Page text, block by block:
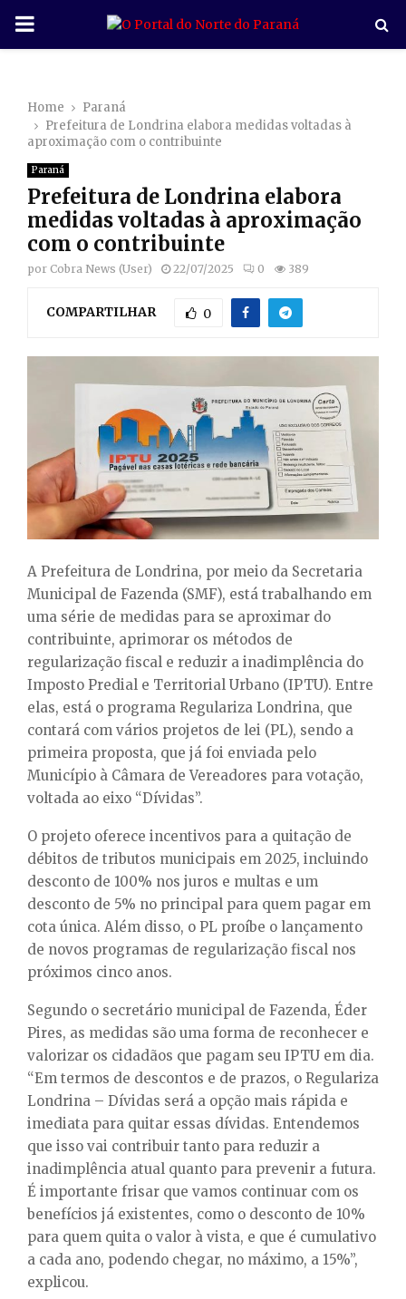
P
M
A
R
N
U
Home
Paraná
Prefeitura de Londrina elabora medidas voltadas à
aproximação com o contribuinte
Paraná
Prefeitura de Londrina elabora
medidas voltadas à aproximação
com o contribuinte
por Cobra News (User) 22/07/2025 0 389
COMPARTILHAR 0
A Prefeitura de Londrina, por meio da Secretaria
Municipal de Fazenda (SMF), está trabalhando em
uma série de medidas para se aproximar do
contribuinte, aprimorar os métodos de
regularização fiscal e reduzir a inadimplência do
Imposto Predial e Territorial Urbano (IPTU). Entre
elas, está o programa Regulariza Londrina, que
contará com vários projetos de lei (PL), sendo a
primeira proposta, que já foi enviada pelo
Município à Câmara de Vereadores para votação,
voltada ao eixo “Dívidas”.
O projeto oferece incentivos para a quitação de
débitos de tributos municipais em 2025, incluindo
desconto de 100% nos juros e multas e um
desconto de 5% no principal para quem pagar em
cota única. Além disso, o PL proíbe o lançamento
de novos programas de regularização fiscal nos
próximos cinco anos.
Segundo o secretário municipal de Fazenda, Éder
Pires, as medidas são uma forma de reconhecer e
valorizar os cidadãos que pagam seu IPTU em dia.
“Em termos de descontos e de prazos, o Regulariza
Londrina – Dívidas será a opção mais rápida e
imediata para quitar essas dívidas. Entendemos
que isso vai contribuir tanto para reduzir a
inadimplência atual quanto para prevenir a futura.
É importante frisar que vamos continuar com os
benefícios já existentes, como o desconto de 10%
para quem quita o valor à vista, e que é cumulativo
a cada ano, podendo chegar, no máximo, a 15%”,
explicou.